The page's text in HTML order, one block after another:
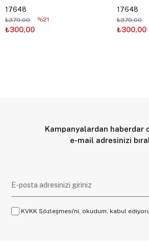
17648
₺300,00
₺379,00 %21
17648
₺300,00
₺379,00
Kampanyalardan haberdar
e-mail adresinizi
KVKK Sözleşmesi'ni, okudum, kabul